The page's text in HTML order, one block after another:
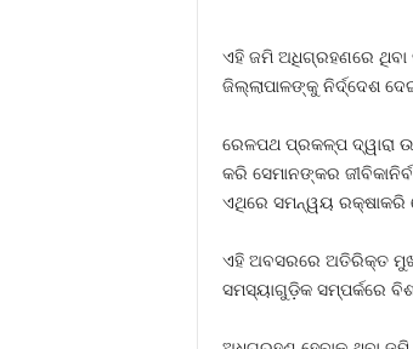
ଏହି ଜମି ଅଧିଗ୍ରହଣରେ ଥିବା
ଜିଲ୍ଲାପାଳଙ୍କୁ ନିର୍ଦ୍ଦେଶ
ରେଳପଥ ପ୍ରକଳ୍ପ ଦ୍ୱାରା
କରି ସେମାନଙ୍କର
ଏଥିରେ ସମନ୍ୱୟ ରକ୍ଷାକରି
ଏହି ଅବସରରେ ଅତିରିକ୍ତ
ସମସ୍ୟାଗୁଡ଼ିକ ସମ୍ପର୍କରେ